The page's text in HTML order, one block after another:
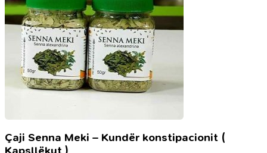
Çaji Senna Meki – Kundër konstipacionit (